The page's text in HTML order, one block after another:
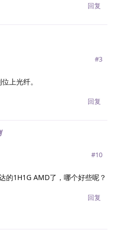
回复
#3
上光纤。
回复
#10
的1H1G AMD了，哪个好些呢？
回复